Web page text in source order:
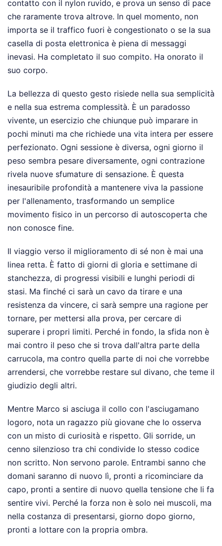
contatto con il nylon ruvido, e prova un senso di pace
che raramente trova altrove. In quel momento, non
importa se il traffico fuori è congestionato o se la sua
casella di posta elettronica è piena di messaggi
inevasi. Ha completato il suo compito. Ha onorato il
suo corpo.
La bellezza di questo gesto risiede nella sua semplicità
e nella sua estrema complessità. È un paradosso
vivente, un esercizio che chiunque può imparare in
pochi minuti ma che richiede una vita intera per essere
perfezionato. Ogni sessione è diversa, ogni giorno il
peso sembra pesare diversamente, ogni contrazione
rivela nuove sfumature di sensazione. È questa
inesauribile profondità a mantenere viva la passione
per l'allenamento, trasformando un semplice
movimento fisico in un percorso di autoscoperta che
non conosce fine.
Il viaggio verso il miglioramento di sé non è mai una
linea retta. È fatto di giorni di gloria e settimane di
stanchezza, di progressi visibili e lunghi periodi di
stasi. Ma finché ci sarà un cavo da tirare e una
resistenza da vincere, ci sarà sempre una ragione per
tornare, per mettersi alla prova, per cercare di
superare i propri limiti. Perché in fondo, la sfida non è
mai contro il peso che si trova dall'altra parte della
carrucola, ma contro quella parte di noi che vorrebbe
arrendersi, che vorrebbe restare sul divano, che teme il
giudizio degli altri.
Mentre Marco si asciuga il collo con l'asciugamano
logoro, nota un ragazzo più giovane che lo osserva
con un misto di curiosità e rispetto. Gli sorride, un
cenno silenzioso tra chi condivide lo stesso codice
non scritto. Non servono parole. Entrambi sanno che
domani saranno di nuovo lì, pronti a ricominciare da
capo, pronti a sentire di nuovo quella tensione che li fa
sentire vivi. Perché la forza non è solo nei muscoli, ma
nella costanza di presentarsi, giorno dopo giorno,
pronti a lottare con la propria ombra.